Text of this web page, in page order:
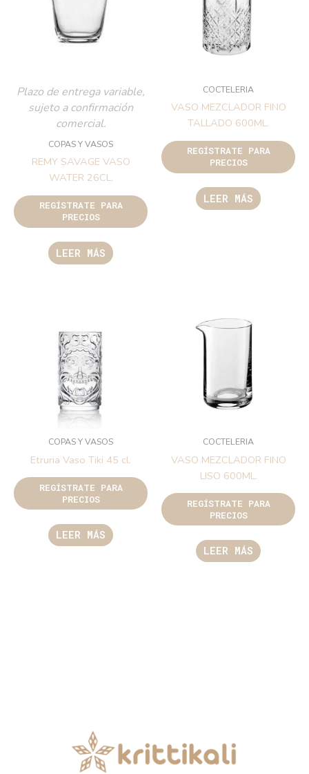
Plazo de entrega variable,
sujeto a confirmación
comercial.
COPAS Y VASOS
REMY SAVAGE VASO
WATER 26CL.
REGÍSTRATE PARA
PRECIOS
LEER MÁS
COCTELERIA
VASO MEZCLADOR FINO
TALLADO 600ML.
REGÍSTRATE PARA
PRECIOS
LEER MÁS
COPAS Y VASOS
Etruria Vaso Tiki 45 cl.
REGÍSTRATE PARA
PRECIOS
LEER MÁS
COCTELERIA
VASO MEZCLADOR FINO
LISO 600ML.
REGÍSTRATE PARA
PRECIOS
LEER MÁS